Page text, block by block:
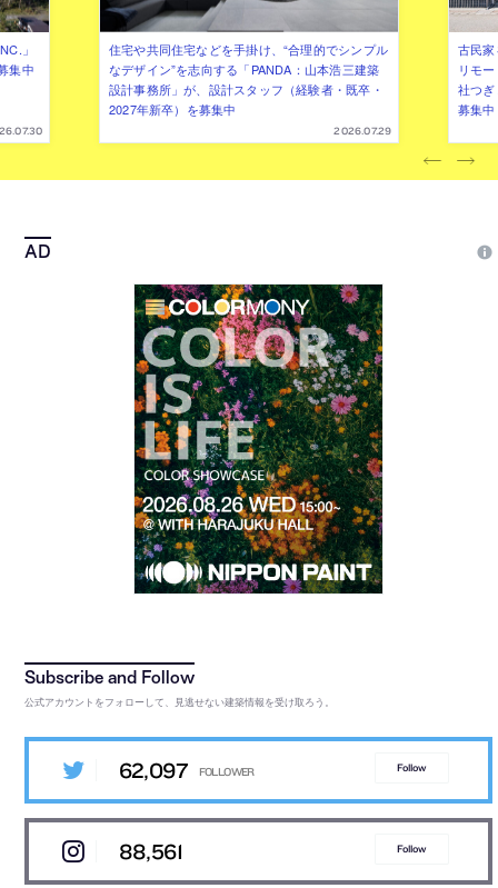
」
集中
住宅や共同住宅などを手掛け、“合理的でシンプル
なデザイン”を志向する「PANDA：山本浩三建築
設計事務所」が、設計スタッフ（経験者・既卒・
2027年新卒）を募集中
2026.07.29
古民
リモ
社つ
募集中
公式アカウントをフォローして、見逃せない建築情報を受け取ろう。
62,097 Follow
88,561 Follow